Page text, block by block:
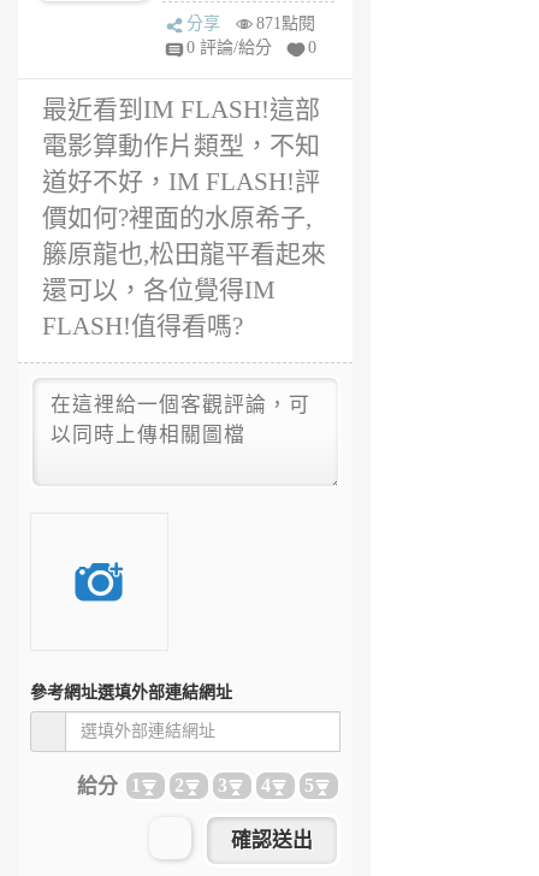
6
年
分享
871點閱
0 評論/給分
0
最近看到IM FLASH!這部
電影算動作片類型，不知
道好不好，IM FLASH!評
價如何?裡面的水原希子,
籐原龍也,松田龍平看起來
還可以，各位覺得IM
FLASH!值得看嗎?
參考網址選填外部連結網址
給分 1 2 3 4 5